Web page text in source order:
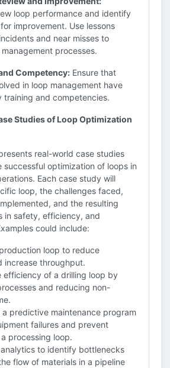
loop performance and identify
improvement. Use lessons
and near misses to
processes.
Competency: Ensure that
in loop management have
training and competencies.
Studies of Loop Optimization
real-world case studies
successful optimization of loops in
Each case study will
loop, the challenges faced,
and the resulting
in safety, efficiency, and
could include:
loop to reduce
increase throughput.
efficiency of a drilling loop by
and reducing non-
a predictive maintenance program
failures and prevent
processing loop.
to identify bottlenecks
flow of materials in a pipeline